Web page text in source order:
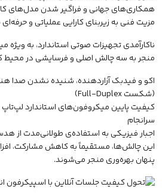
مزیت فنی به زیربنای کارایی عملیاتی و
ناکارآمدی تجهیزات صوتی استاندارد، به
منجر به سه چالش اصلی و فرسایشی در محیط
اکو و فیدبک آزاردهنده، شنیده نشدن صدا
(شکست Full-Duplex)
کیفیت پایین میکروفون‌های استاندارد
سرانجام
اجبار فیزیکی به استفاده‌ی طولانی‌مدت از
این چالش‌ها، مستقیماً به کاهش مشارکت،
پنهان بهره‌وری منجر می‌شوند.